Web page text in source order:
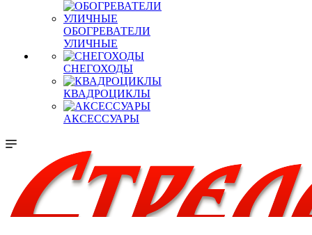
ОБОГРЕВАТЕЛИ
УЛИЧНЫЕ
СНЕГОХОДЫ
КВАДРОЦИКЛЫ
АКСЕССУАРЫ